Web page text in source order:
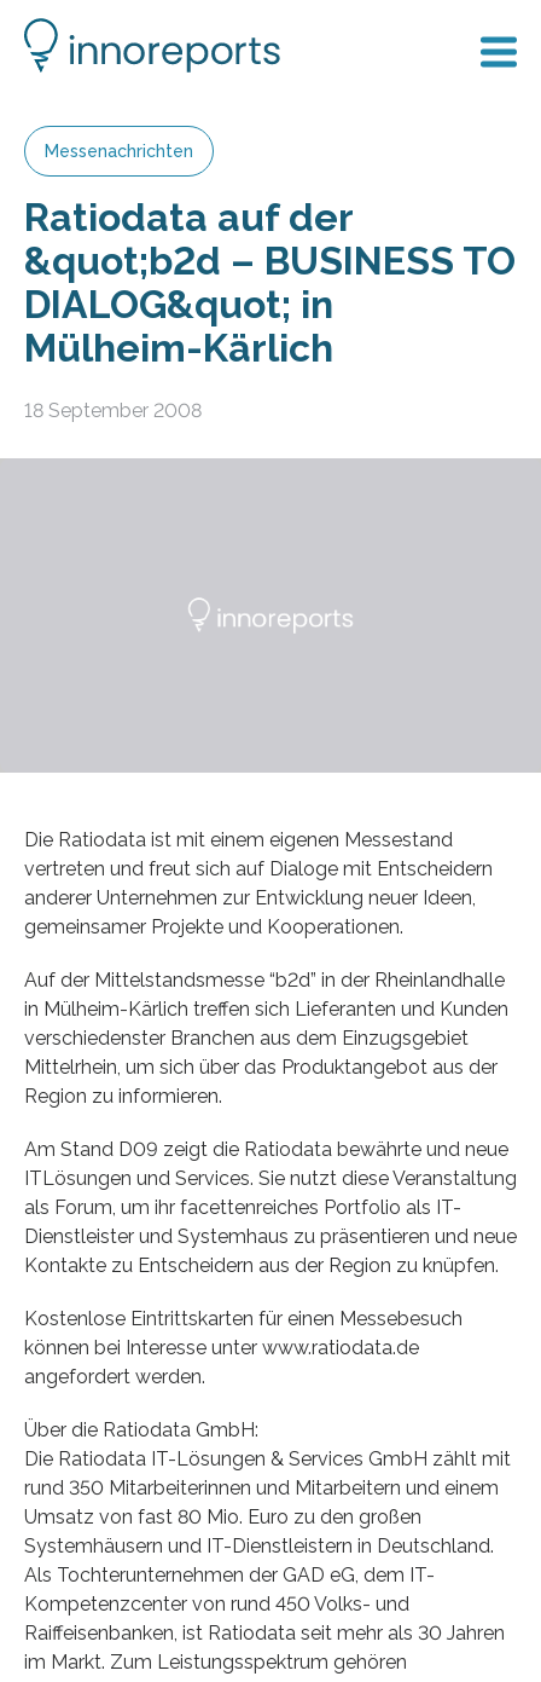
Messenachrichten
Ratiodata auf der
&quot;b2d – BUSINESS TO
DIALOG&quot; in
Mülheim-Kärlich
18 September 2008
Die Ratiodata ist mit einem eigenen Messestand
vertreten und freut sich auf Dialoge mit Entscheidern
anderer Unternehmen zur Entwicklung neuer Ideen,
gemeinsamer Projekte und Kooperationen.
Auf der Mittelstandsmesse “b2d” in der Rheinlandhalle
in Mülheim-Kärlich treffen sich Lieferanten und Kunden
verschiedenster Branchen aus dem Einzugsgebiet
Mittelrhein, um sich über das Produktangebot aus der
Region zu informieren.
Am Stand D09 zeigt die Ratiodata bewährte und neue
ITLösungen und Services. Sie nutzt diese Veranstaltung
als Forum, um ihr facettenreiches Portfolio als IT-
Dienstleister und Systemhaus zu präsentieren und neue
Kontakte zu Entscheidern aus der Region zu knüpfen.
Kostenlose Eintrittskarten für einen Messebesuch
können bei Interesse unter www.ratiodata.de
angefordert werden.
Über die Ratiodata GmbH:
Die Ratiodata IT-Lösungen & Services GmbH zählt mit
rund 350 Mitarbeiterinnen und Mitarbeitern und einem
Umsatz von fast 80 Mio. Euro zu den großen
Systemhäusern und IT-Dienstleistern in Deutschland.
Als Tochterunternehmen der GAD eG, dem IT-
Kompetenzcenter von rund 450 Volks- und
Raiffeisenbanken, ist Ratiodata seit mehr als 30 Jahren
im Markt. Zum Leistungsspektrum gehören